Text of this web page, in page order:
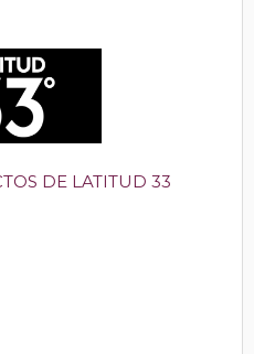
DE LATITUD 33